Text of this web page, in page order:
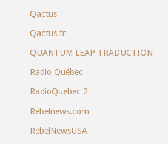
Qactus
Qactus.fr
QUANTUM LEAP TRADUCTION
Radio Québec
RadioQuebec 2
Rebelnews.com
RebelNewsUSA